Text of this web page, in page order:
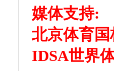
媒体支持:
北京体育
IDSA世界